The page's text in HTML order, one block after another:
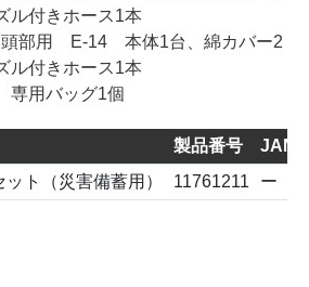
ル付きホース1本
部用 E-14 本体1台、綿カバー2
ル付きホース1本
用バッグ1個
製品番号
JAN
ト（災害備蓄用）
11761211 ー